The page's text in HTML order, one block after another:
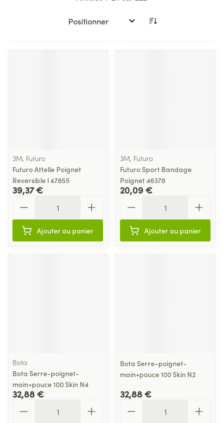
Trier par:
3M, Futuro
Futuro Attelle Poignet
Reversible l 47855
39,37 €
Ajouter au panier
3M, Futuro
Futuro Sport Bandage
Poignet 46378
20,09 €
Ajouter au panier
Bota
Bota Serre-poignet-
main+pouce 100 Skin N4
32,88 €
Bota Serre-poignet-
main+pouce 100 Skin N2
32,88 €